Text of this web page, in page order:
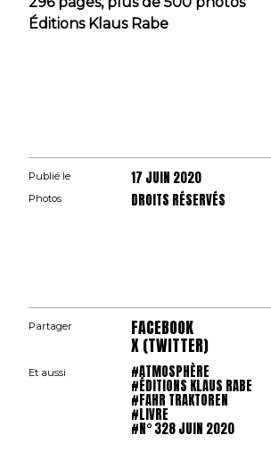
Éditions Klaus Rabe
Publié le 17 JUIN 2020
Photos DROITS RÉSERVÉS
Partager FACEBOOK
X (TWITTER)
Et aussi #ATMOSPHÈRE
#ÉDITIONS KLAUS RABE
#FAHR TRAKTOREN
#LIVRE
#N° 328 JUIN 2020